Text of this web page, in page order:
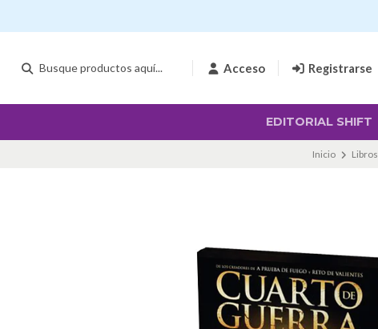
Acceso Registrarse
EDITORIAL SHIFT
Inicio Libros